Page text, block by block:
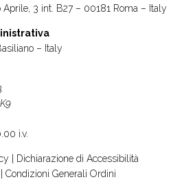
3 int. B27 – 00181 Roma – Italy
– Italy
i.v.
Dichiarazione di Accessibilità
Condizioni Generali Ordini